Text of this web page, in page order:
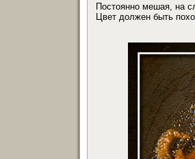
Постоянно мешая, на
Цвет должен быть